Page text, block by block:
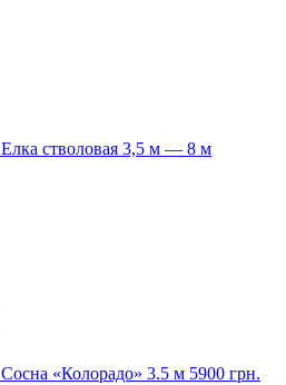
Елка стволовая 3,5 м — 8 м
Сосна «Колорадо» 3.5 м 5900 грн.